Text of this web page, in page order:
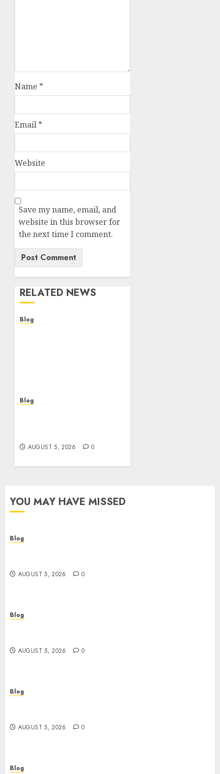
Name *
Email *
Website
Save my name, email, and
website in this browser for
the next time I comment.
RELATED NEWS
Blog
Blog
AUGUST 5, 2026 0
YOU MAY HAVE MISSED
Blog
AUGUST 5, 2026 0
Blog
AUGUST 5, 2026 0
Blog
AUGUST 5, 2026 0
Blog